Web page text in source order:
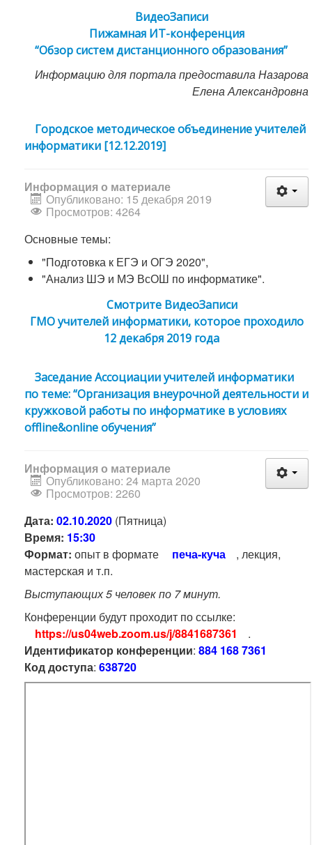
ВидеоЗаписи
Пижамная ИТ-конференция
“Обзор систем дистанционного образования”
Информацию для портала предоставила Назарова
Елена Александровна
Городское методическое объединение учителей
информатики [12.12.2019]
Информация о материале
Опубликовано: 15 декабря 2019
Просмотров: 4264
Основные темы:
"Подготовка к ЕГЭ и ОГЭ 2020",
"Анализ ШЭ и МЭ ВсОШ по информатике".
Смотрите ВидеоЗаписи
ГМО учителей информатики, которое проходило
12 декабря 2019 года
Заседание Ассоциации учителей информатики
по теме: “Организация внеурочной деятельности и
кружковой работы по информатике в условиях
offline&online обучения”
Информация о материале
Опубликовано: 24 марта 2020
Просмотров: 2260
Дата: 02.10.2020 (Пятница)
Время: 15:30
Формат: опыт в формате печа-куча
, лекция,
мастерская и т.п.
Выступающих 5 человек по 7 минут.
Конференции будут проходит по ссылке:
https://us04web.zoom.us/j/8841687361
.
Идентификатор конференции: 884 168 7361
Код доступа: 638720